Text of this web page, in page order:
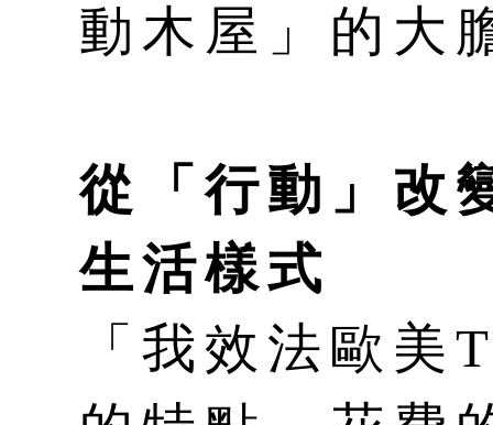
動木屋」的大
從「行動」
生活樣式
「我效法歐